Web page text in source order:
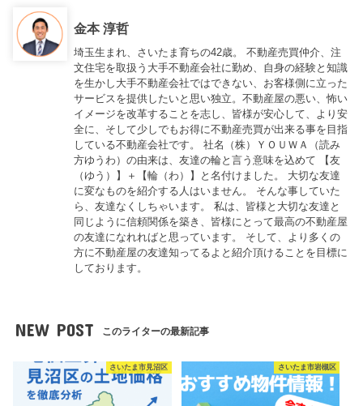
金本 淳哲
埼玉生まれ、さいたま育ちの42歳。 不動産売買仲介、注
文住宅を取扱う大手不動産会社に勤め、自身の経験と知識
を生かし大手不動産会社ではできない、お客様側に立った
サービスを提供したいと思い独立。不動産屋の悪い、怖い
イメージを改革することを志し、皆様が安心して、より安
全に、そして少しでもお得に不動産売買が出来る事を目指
している不動産会社です。 社名（株）ＹＯＵＷＡ（読み
方ゆうわ）の由来は、友達の輪と言う意味を込めて 【友
（ゆう）】＋【輪（わ）】と名付けました。 大切な友達
に変なものを紹介する人はいません。 そんな事していた
ら、友達なくしちゃいます。 私は、皆様と大切な友達と
同じように信頼関係を築き、皆様にとって最高の不動産屋
の友達になれればと思っています。 そして、より多くの
方に不動産屋の友達知ってるよと紹介頂けることを目標に
しております。
NEW POST このライターの最新記事
さいたま市見沼区 さいたま市岩槻区